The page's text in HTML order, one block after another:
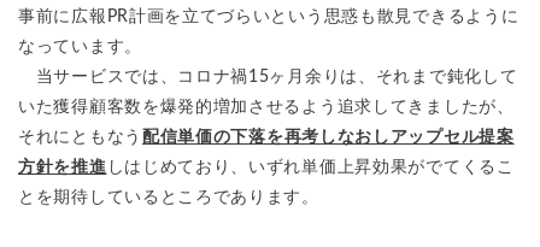
事前に広報PR計画を立てづらいという思惑も散見できるように
なっています。
当サービスでは、コロナ禍15ヶ月余りは、それまで鈍化して
いた獲得顧客数を爆発的増加させるよう追求してきましたが、
それにともなう 配信単価の下落を再考しなおしアップセル提案
方針を推進 しはじめており、いずれ単価上昇効果がでてくるこ
とを期待しているところであります。